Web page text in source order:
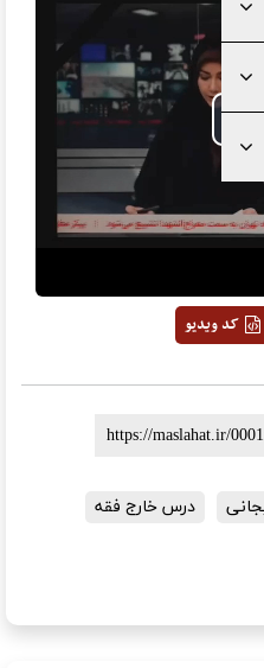
کد ویدیو
درس خارج فقه